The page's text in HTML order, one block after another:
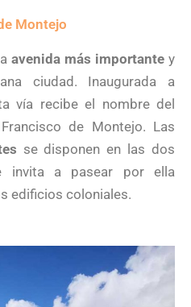
Montejo
avenida más importantey
ciudad. Inaugurada a
vía recibe el nombre del
de Montejo. Las
se disponen en las dos
invita a pasear por ella
edificios coloniales.